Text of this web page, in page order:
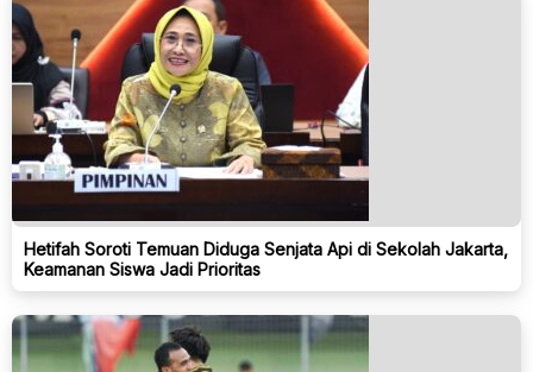
Hetifah Soroti Temuan Diduga Senjata Api di Sekolah Jakarta,
Keamanan Siswa Jadi Prioritas